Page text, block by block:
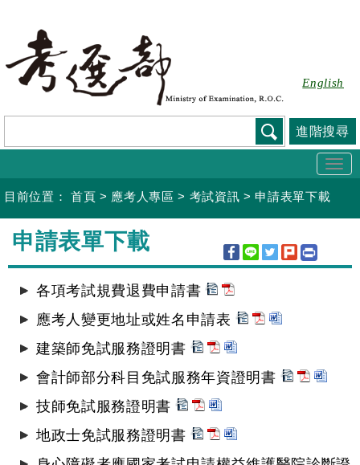
要
容
English
進階搜尋
目前位置： 首頁 > 應考人專區 > 考試資訊 > 申請表單下載
申請表單下載
各項考試規費退費申請書
應考人變更地址或姓名申請表
建築師免試服務證明書
會計師部分科目免試服務年資證明書
技師免試服務證明書
地政士免試服務證明書